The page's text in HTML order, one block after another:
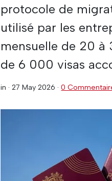
protocole de
utilisé par les
mensuelle de 20 à
de 6 000 visas
in ·27 May 2026 ·0